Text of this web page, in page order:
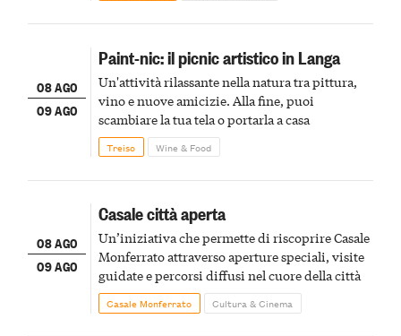
08 AGO
09 AGO
Paint-nic: il picnic artistico in Langa
Un'attività rilassante nella natura tra pittura,
vino e nuove amicizie. Alla fine, puoi
scambiare la tua tela o portarla a casa
Treiso Wine & Food
08 AGO
09 AGO
Casale città aperta
Un’iniziativa che permette di riscoprire Casale
Monferrato attraverso aperture speciali, visite
guidate e percorsi diffusi nel cuore della città
Casale Monferrato Cultura & Cinema